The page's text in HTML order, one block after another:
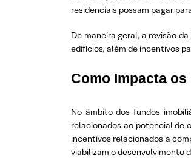
residenciais possam pagar
De maneira geral, a revisão
edifícios, além de incentivos
Como Impacta
No âmbito dos fundos
relacionados ao potencial de
incentivos relacionados a
viabilizam o desenvolvimento